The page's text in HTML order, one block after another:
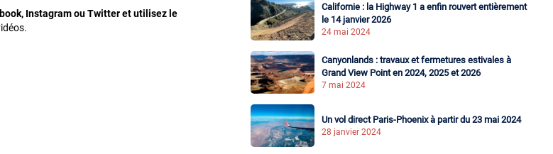
Instagram ou Twitter et utilisez le
Californie : la Highway 1 a enfin rouvert entièrement
le 14 janvier 2026
24 mai 2024
Canyonlands : travaux et fermetures estivales à
Grand View Point en 2024, 2025 et 2026
7 mai 2024
Un vol direct Paris-Phoenix à partir du 23 mai 2024
28 janvier 2024